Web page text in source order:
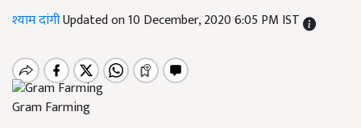
श्याम दांगीUpdated on 10 December, 2020 6:05 PM IST
Gram Farming